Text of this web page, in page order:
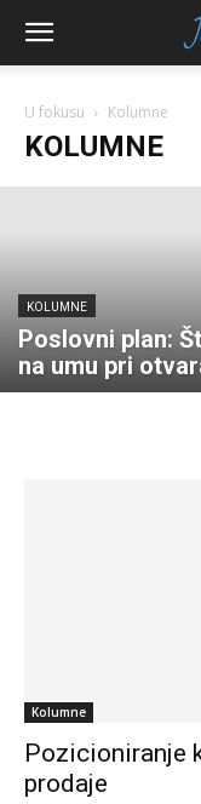
U fokusu Kolumne
KOLUMNE
KOLUMNE
Kako
rješenja i
06.01.2010.
KOLUMNE
Poslovni plan:
na umu pri
Kolumne
Pozicioniranje
prodaje